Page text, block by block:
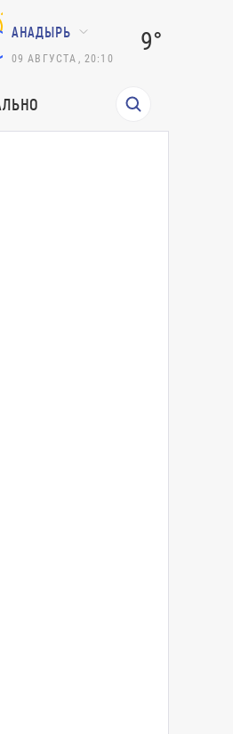
АНАДЫРЬ
09 АВГУСТА 20:10
9°